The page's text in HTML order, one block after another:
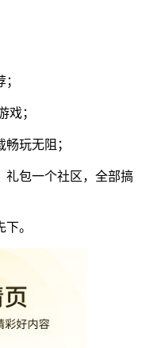
戏；
玩无阻；
礼包一个社区，全部搞
。